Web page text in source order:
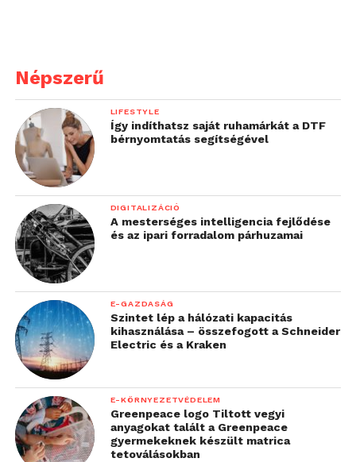
Népszerű
LIFESTYLE
Így indíthatsz saját ruhamárkát a DTF
bérnyomtatás segítségével
DIGITALIZÁCIÓ
A mesterséges intelligencia fejlődése
és az ipari forradalom párhuzamai
E-GAZDASÁG
Szintet lép a hálózati kapacitás
kihasználása – összefogott a Schneider
Electric és a Kraken
E-KÖRNYEZETVÉDELEM
Greenpeace logo Tiltott vegyi
anyagokat talált a Greenpeace
gyermekeknek készült matrica
tetoválásokban